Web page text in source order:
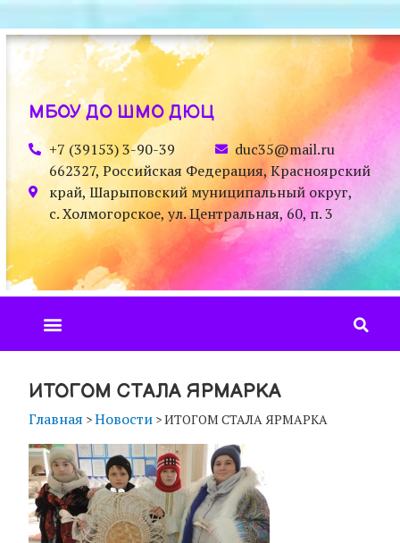
МБОУ ДО ШМО ДЮЦ
+7 (39153) 3-90-39
duc35@mail.ru
662327, Российская Федерация, Красноярский
край, Шарыповский муниципальный округ,
с. Холмогорское, ул. Центральная, 60, п. 3
ИТОГОМ СТАЛА ЯРМАРКА
Главная >Новости >ИТОГОМ СТАЛА ЯРМАРКА